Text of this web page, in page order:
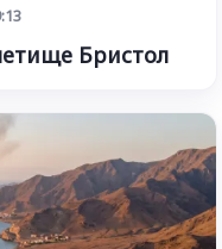
Бристол